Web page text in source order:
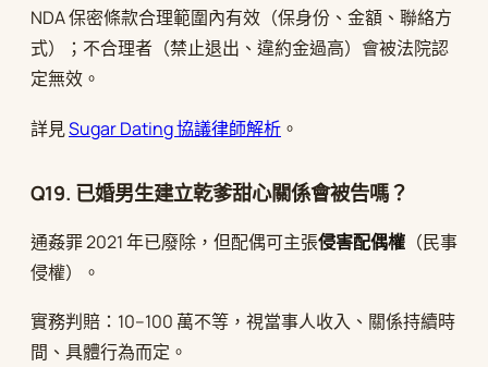
NDA 保密條款合理範圍內有效（保身份、金額、聯絡方
式）；不合理者（禁止退出、違約金過高）會被法院認
定無效。
詳見Sugar Dating 協議律師解析 。
Q19. 已婚男生建立乾爹甜心關係會被告嗎？
通姦罪 2021 年已廢除，但配偶可主張侵害配偶權 （民事
侵權）。
實務判賠：10–100 萬不等，視當事人收入、關係持續時
間、具體行為而定。